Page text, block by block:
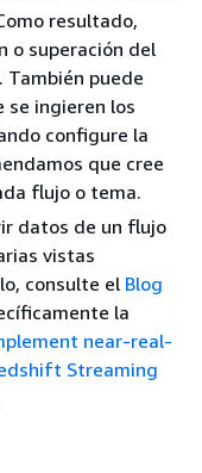
resultado,
o superación del
puede
se ingieren los
configure la
que cree
flujo o tema.
datos de un flujo
vistas
consulte el Blog
la
near-real-
Streaming